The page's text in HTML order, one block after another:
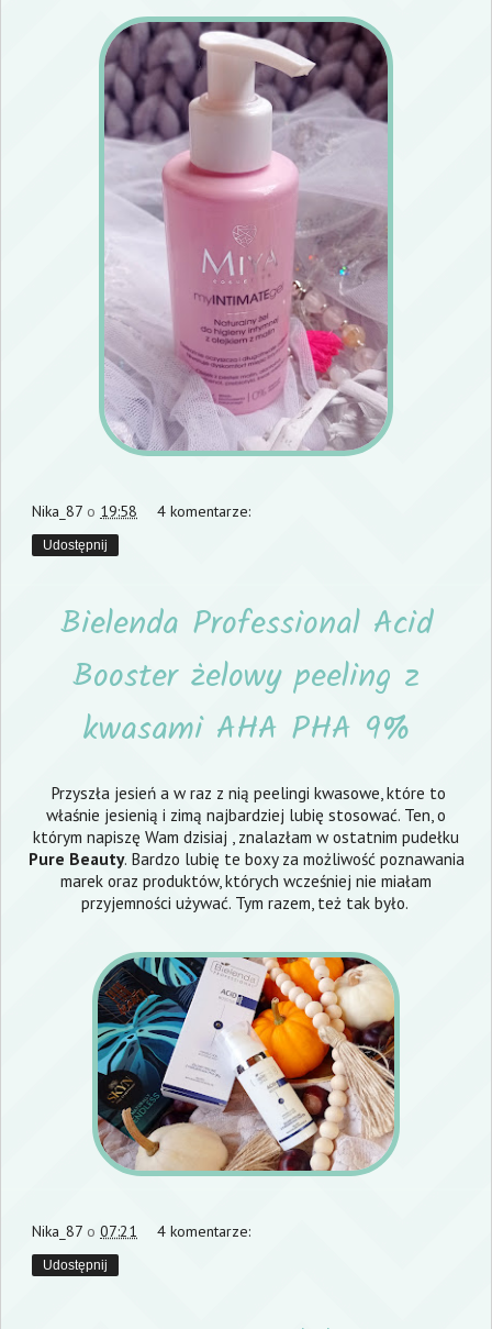
Nika_87 o 19:58 4 komentarze:
Udostępnij
Bielenda Professional Acid
Booster żelowy peeling z
kwasami AHA PHA 9%
Przyszła jesień a w raz z nią peelingi kwasowe, które to
właśnie jesienią i zimą najbardziej lubię stosować. Ten, o
którym napiszę Wam dzisiaj , znalazłam w ostatnim pudełku
Pure Beauty. Bardzo lubię te boxy za możliwość poznawania
marek oraz produktów, których wcześniej nie miałam
przyjemności używać. Tym razem, też tak było.
Nika_87 o 07:21 4 komentarze:
Udostępnij